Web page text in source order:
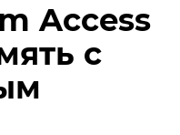
Access
с